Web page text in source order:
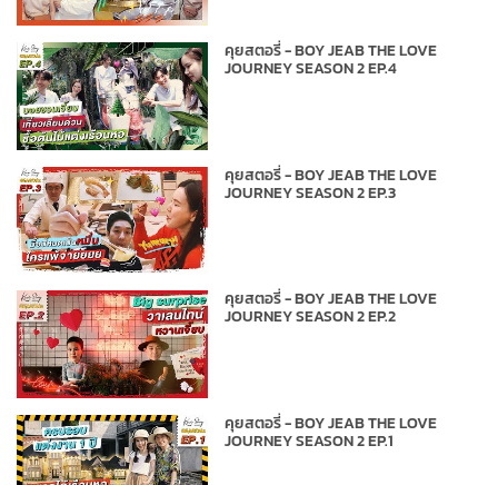
คุยสตอรี่ - BOY JEAB THE LOVE
JOURNEY SEASON 2 EP.4
คุยสตอรี่ - BOY JEAB THE LOVE
JOURNEY SEASON 2 EP.3
คุยสตอรี่ - BOY JEAB THE LOVE
JOURNEY SEASON 2 EP.2
คุยสตอรี่ - BOY JEAB THE LOVE
JOURNEY SEASON 2 EP.1